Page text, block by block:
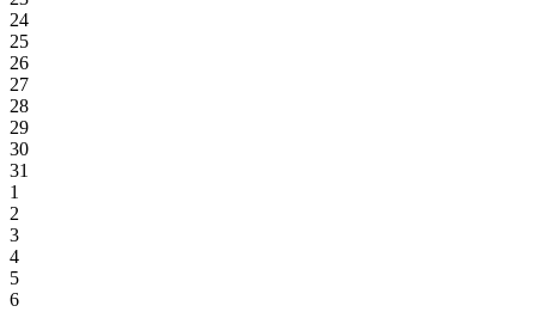
24
25
26
27
28
29
30
31
1
2
3
4
5
6